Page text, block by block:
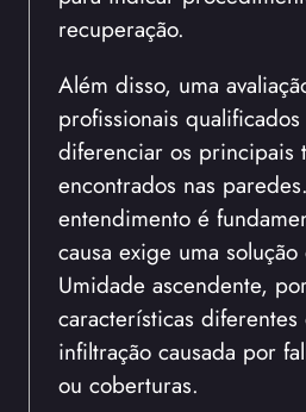
recuperação.
Além disso, uma
profissionais
diferenciar os principais
encontrados nas
entendimento é
causa exige uma
Umidade ascendente,
características diferentes
infiltração causada por
ou coberturas.